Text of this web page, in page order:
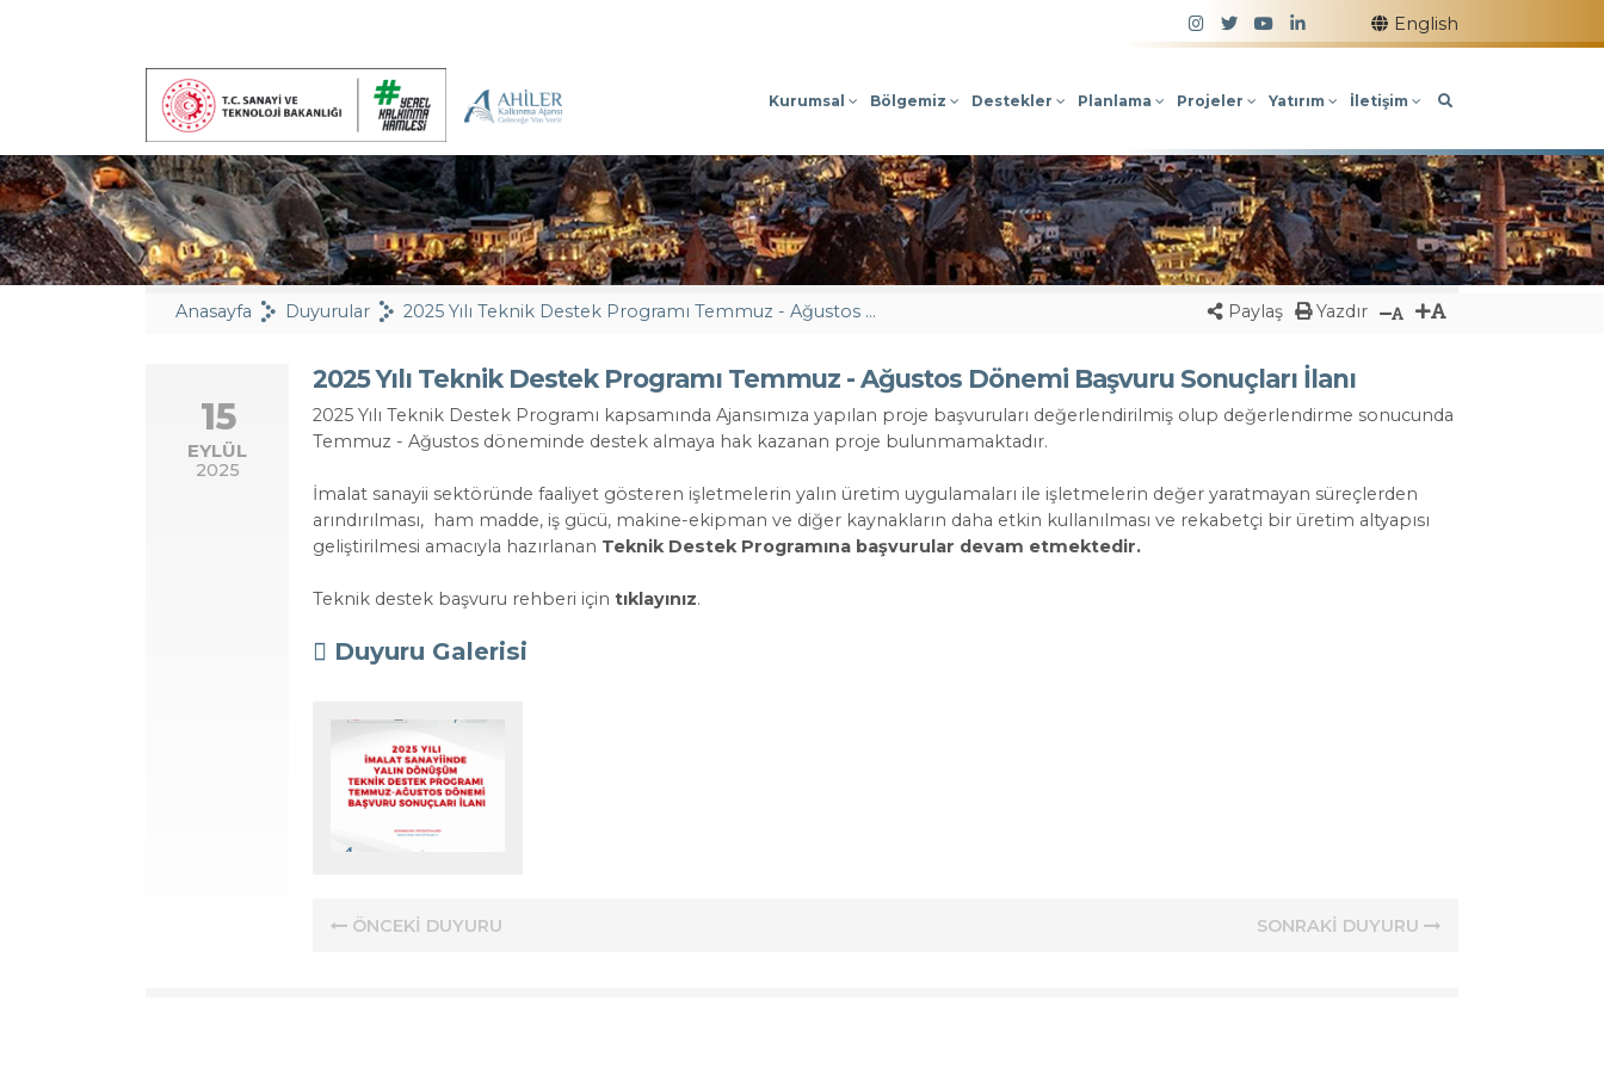
English
Kurumsal Bölgemiz Destekler Planlama Projeler Yatırım İletişim
Anasayfa Duyurular 2025 Yılı Teknik Destek Programı Temmuz - Ağustos Dönemi Başvuru Sonuçları İlanı Paylaş Yazdır
15
EYLÜL
2025
2025 Yılı Teknik Destek Programı Temmuz - Ağustos Dönemi Başvuru Sonuçları İlanı
2025 Yılı Teknik Destek Programı kapsamında Ajansımıza yapılan proje başvuruları değerlendirilmiş olup değerlendirme sonucunda
Temmuz - Ağustos döneminde destek almaya hak kazanan proje bulunmamaktadır.
İmalat sanayii sektöründe faaliyet gösteren işletmelerin yalın üretim uygulamaları ile işletmelerin değer yaratmayan süreçlerden
arındırılması, ham madde, iş gücü, makine-ekipman ve diğer kaynakların daha etkin kullanılması ve rekabetçi bir üretim altyapısı
geliştirilmesi amacıyla hazırlanan Teknik Destek Programına başvurular devam etmektedir.
Teknik destek başvuru rehberi için tıklayınız.
Duyuru Galerisi
ÖNCEKİ DUYURU SONRAKİ DUYURU